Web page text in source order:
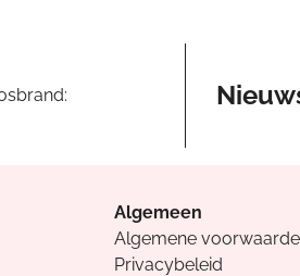
Algemeen
Algemene
Privacybeleid